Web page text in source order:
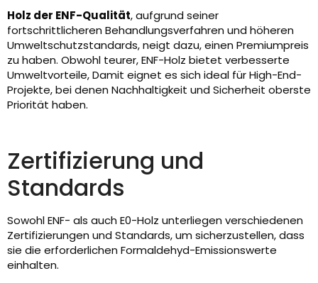
Holz der ENF-Qualität, aufgrund seiner
fortschrittlicheren Behandlungsverfahren und höheren
Umweltschutzstandards, neigt dazu, einen Premiumpreis
zu haben. Obwohl teurer, ENF-Holz bietet verbesserte
Umweltvorteile, Damit eignet es sich ideal für High-End-
Projekte, bei denen Nachhaltigkeit und Sicherheit oberste
Priorität haben.
Zertifizierung und
Standards
Sowohl ENF- als auch E0-Holz unterliegen verschiedenen
Zertifizierungen und Standards, um sicherzustellen, dass
sie die erforderlichen Formaldehyd-Emissionswerte
einhalten.